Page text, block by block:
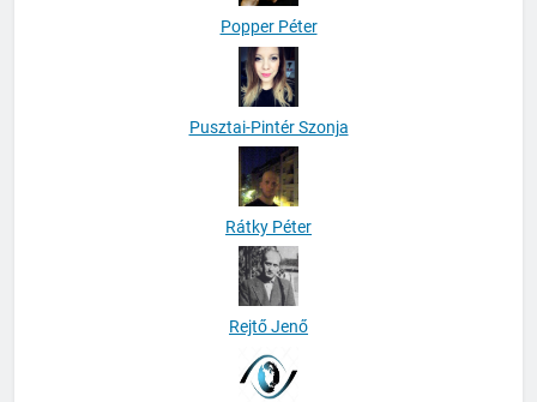
Popper Péter
Pusztai-Pintér Szonja
Rátky Péter
Rejtő Jenő